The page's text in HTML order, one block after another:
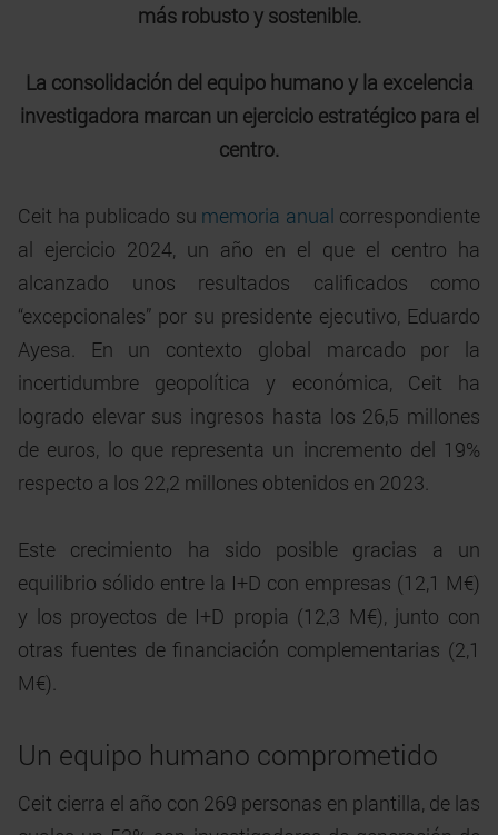
más robusto y sostenible.
La consolidación del equipo humano y la excelencia
investigadora marcan un ejercicio estratégico para el
centro.
Ceit ha publicado su memoria anual correspondiente
al ejercicio 2024, un año en el que el centro ha
alcanzado unos resultados calificados como
“excepcionales” por su presidente ejecutivo, Eduardo
Ayesa. En un contexto global marcado por la
incertidumbre geopolítica y económica, Ceit ha
logrado elevar sus ingresos hasta los 26,5 millones
de euros, lo que representa un incremento del 19%
respecto a los 22,2 millones obtenidos en 2023.
Este crecimiento ha sido posible gracias a un
equilibrio sólido entre la I+D con empresas (12,1 M€)
y los proyectos de I+D propia (12,3 M€), junto con
otras fuentes de financiación complementarias (2,1
M€).
Un equipo humano comprometido
Ceit cierra el año con 269 personas en plantilla, de las